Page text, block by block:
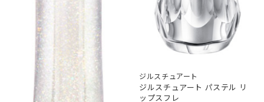
ジルスチュアート
ジルスチュアート パステル リ
ップスフレ